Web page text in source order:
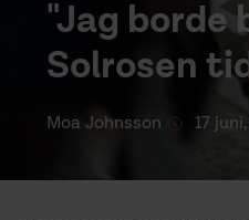
"Jag borde
Solrosen
Moa Johnsson 17